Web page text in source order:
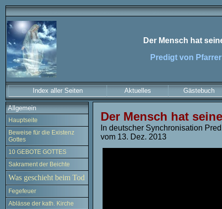
Der Mensch hat
Predigt von
Index aller Seiten Aktuelles Gästebuch
Allgemein
Hauptseite
Beweise für die Existenz
Gottes
10 GEBOTE GOTTES
Sakrament der Beichte
Was geschieht beim Tod
Fegefeuer
Ablässe der kath. Kirche
Der Mensch hat
In deutscher Synchronisation
vom 13. Dez. 2013